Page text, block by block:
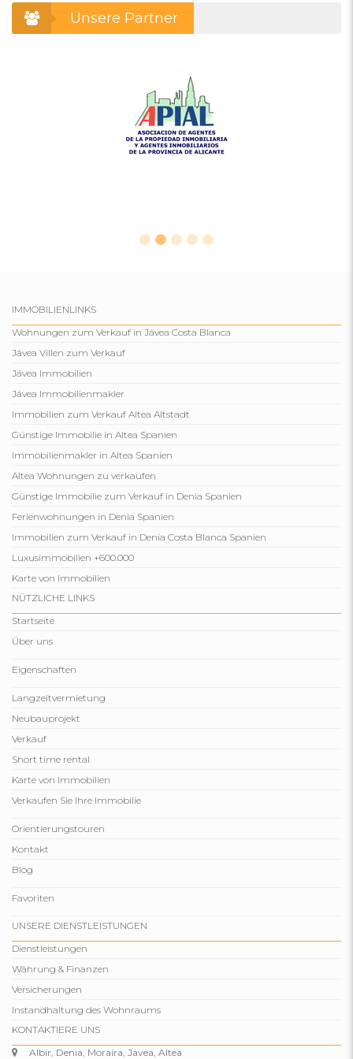
Unsere Partner
IMMOBILIENLINKS
Wohnungen zum Verkauf in Jávea Costa Blanca
Jávea Villen zum Verkauf
Jávea Immobilien
Jávea Immobilienmakler
Immobilien zum Verkauf Altea Altstadt
Günstige Immobilie in Altea Spanien
Immobilienmakler in Altea Spanien
Altea Wohnungen zu verkaufen
Günstige Immobilie zum Verkauf in Denia Spanien
Ferienwohnungen in Denia Spanien
Immobilien zum Verkauf in Denia Costa Blanca Spanien
Luxusimmobilien +600.000
Karte von Immobilien
NÜTZLICHE LINKS
Startseite
Über uns
Eigenschaften
Langzeitvermietung
Neubauprojekt
Verkauf
Short time rental
Karte von Immobilien
Verkaufen Sie Ihre Immobilie
Orientierungstouren
Kontakt
Blog
Favoriten
UNSERE DIENSTLEISTUNGEN
Dienstleistungen
Währung & Finanzen
Versicherungen
Instandhaltung des Wohnraums
KONTAKTIERE UNS
Albir, Denia, Moraira, Javea, Altea